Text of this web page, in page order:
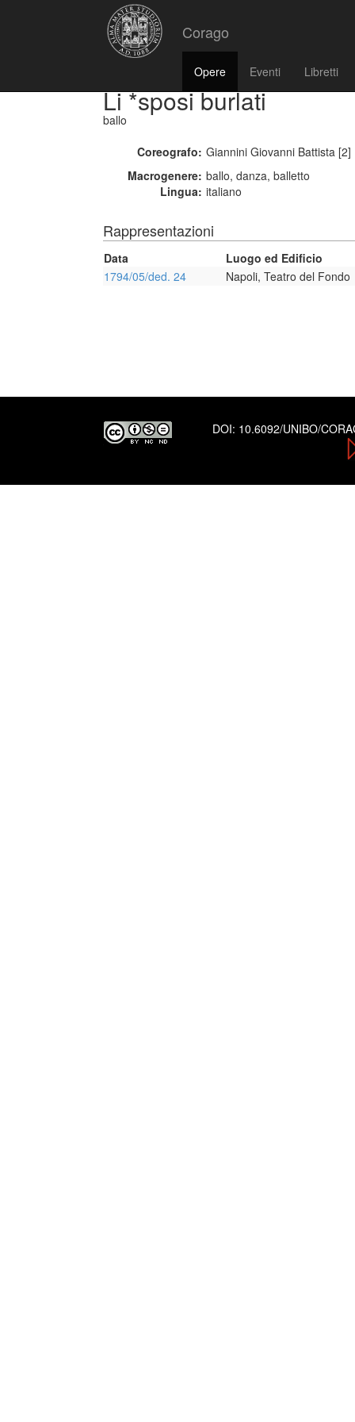
Corago
Opere Eventi Libretti
Li *sposi burlati
ballo
Coreografo: Giannini Giovanni Battista
Macrogenere: ballo, danza, balletto
Lingua: italiano
Rappresentazioni
Data
Luogo ed Edificio
1794/05/ded. 24
Napoli, Teatro del Fondo
DOI: 10.6092/UNIBO/